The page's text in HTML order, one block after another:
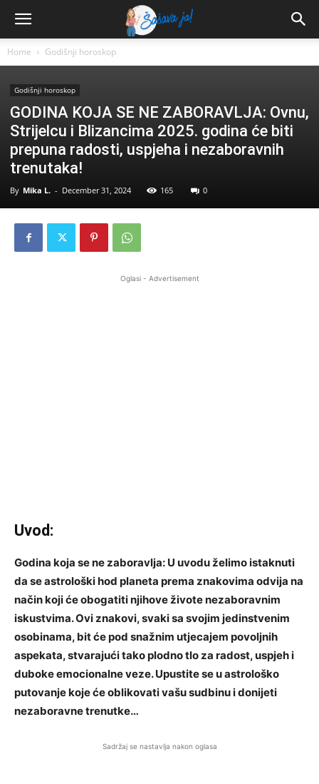
Home Godišnji horoskop
Godišnji horoskop
GODINA KOJA SE NE ZABORAVLJA: Ovnu,
Strijelcu i Blizancima 2025. godina će biti
prepuna radosti, uspjeha i nezaboravnih
trenutaka!
By Mika L. - December 31, 2024 165 0
Oglasi - Advertisement
Uvod:
Godina koja se ne zaboravlja: U uvodu želimo istaknuti
da se astrološki hod planeta prema znakovima odvija na
način koji će obogatiti njihove živote nezaboravnim
iskustvima. Ovi znakovi, svaki sa svojim jedinstvenim
osobinama, bit će pod snažnim utjecajem povoljnih
aspekata, stvarajući tako plodno tlo za radost, uspjeh i
duboke emocionalne veze. Upustite se u astrološko
putovanje koje će oblikovati vašu sudbinu i donijeti
nezaboravne trenutke…
Sadržaj se nastavlja nakon oglasa